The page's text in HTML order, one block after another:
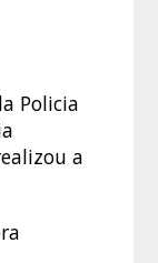
Policia
a
Hora